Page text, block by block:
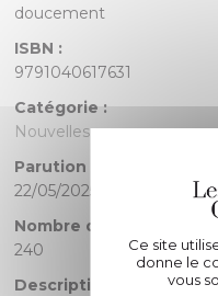
doucement
ISBN :
9791040617631
Catégorie :
Nouvelles
Parution :
22/05/2025
Nombre de pages :
240
Description :
Ce site
donne le
vous